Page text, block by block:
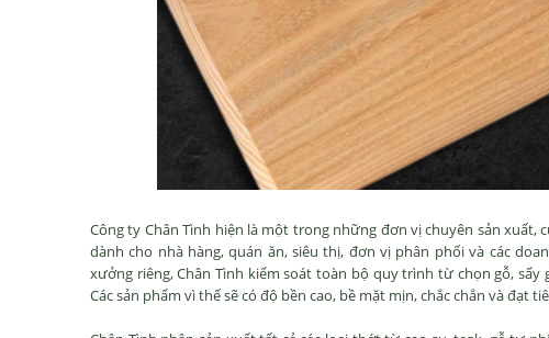
Công ty Chân Tình hiện là một trong những đơn vị chuyên sản xuất,
dành cho nhà hàng, quán ăn, siêu thị, đơn vị phân phối và các
xưởng riêng, Chân Tình kiểm soát toàn bộ quy trình từ chọn gỗ, sấy
Các sản phẩm vì thế sẽ có độ bền cao, bề mặt mịn, chắc chắn và đạt